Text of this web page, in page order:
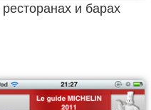
и барах